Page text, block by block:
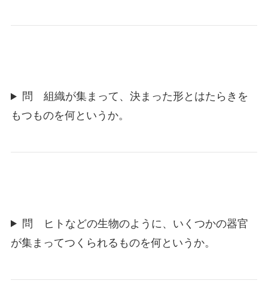
問 組織が集まって、決まった形とはたらきを
もつものを何というか。
問 ヒトなどの生物のように、いくつかの器官
が集まってつくられるものを何というか。